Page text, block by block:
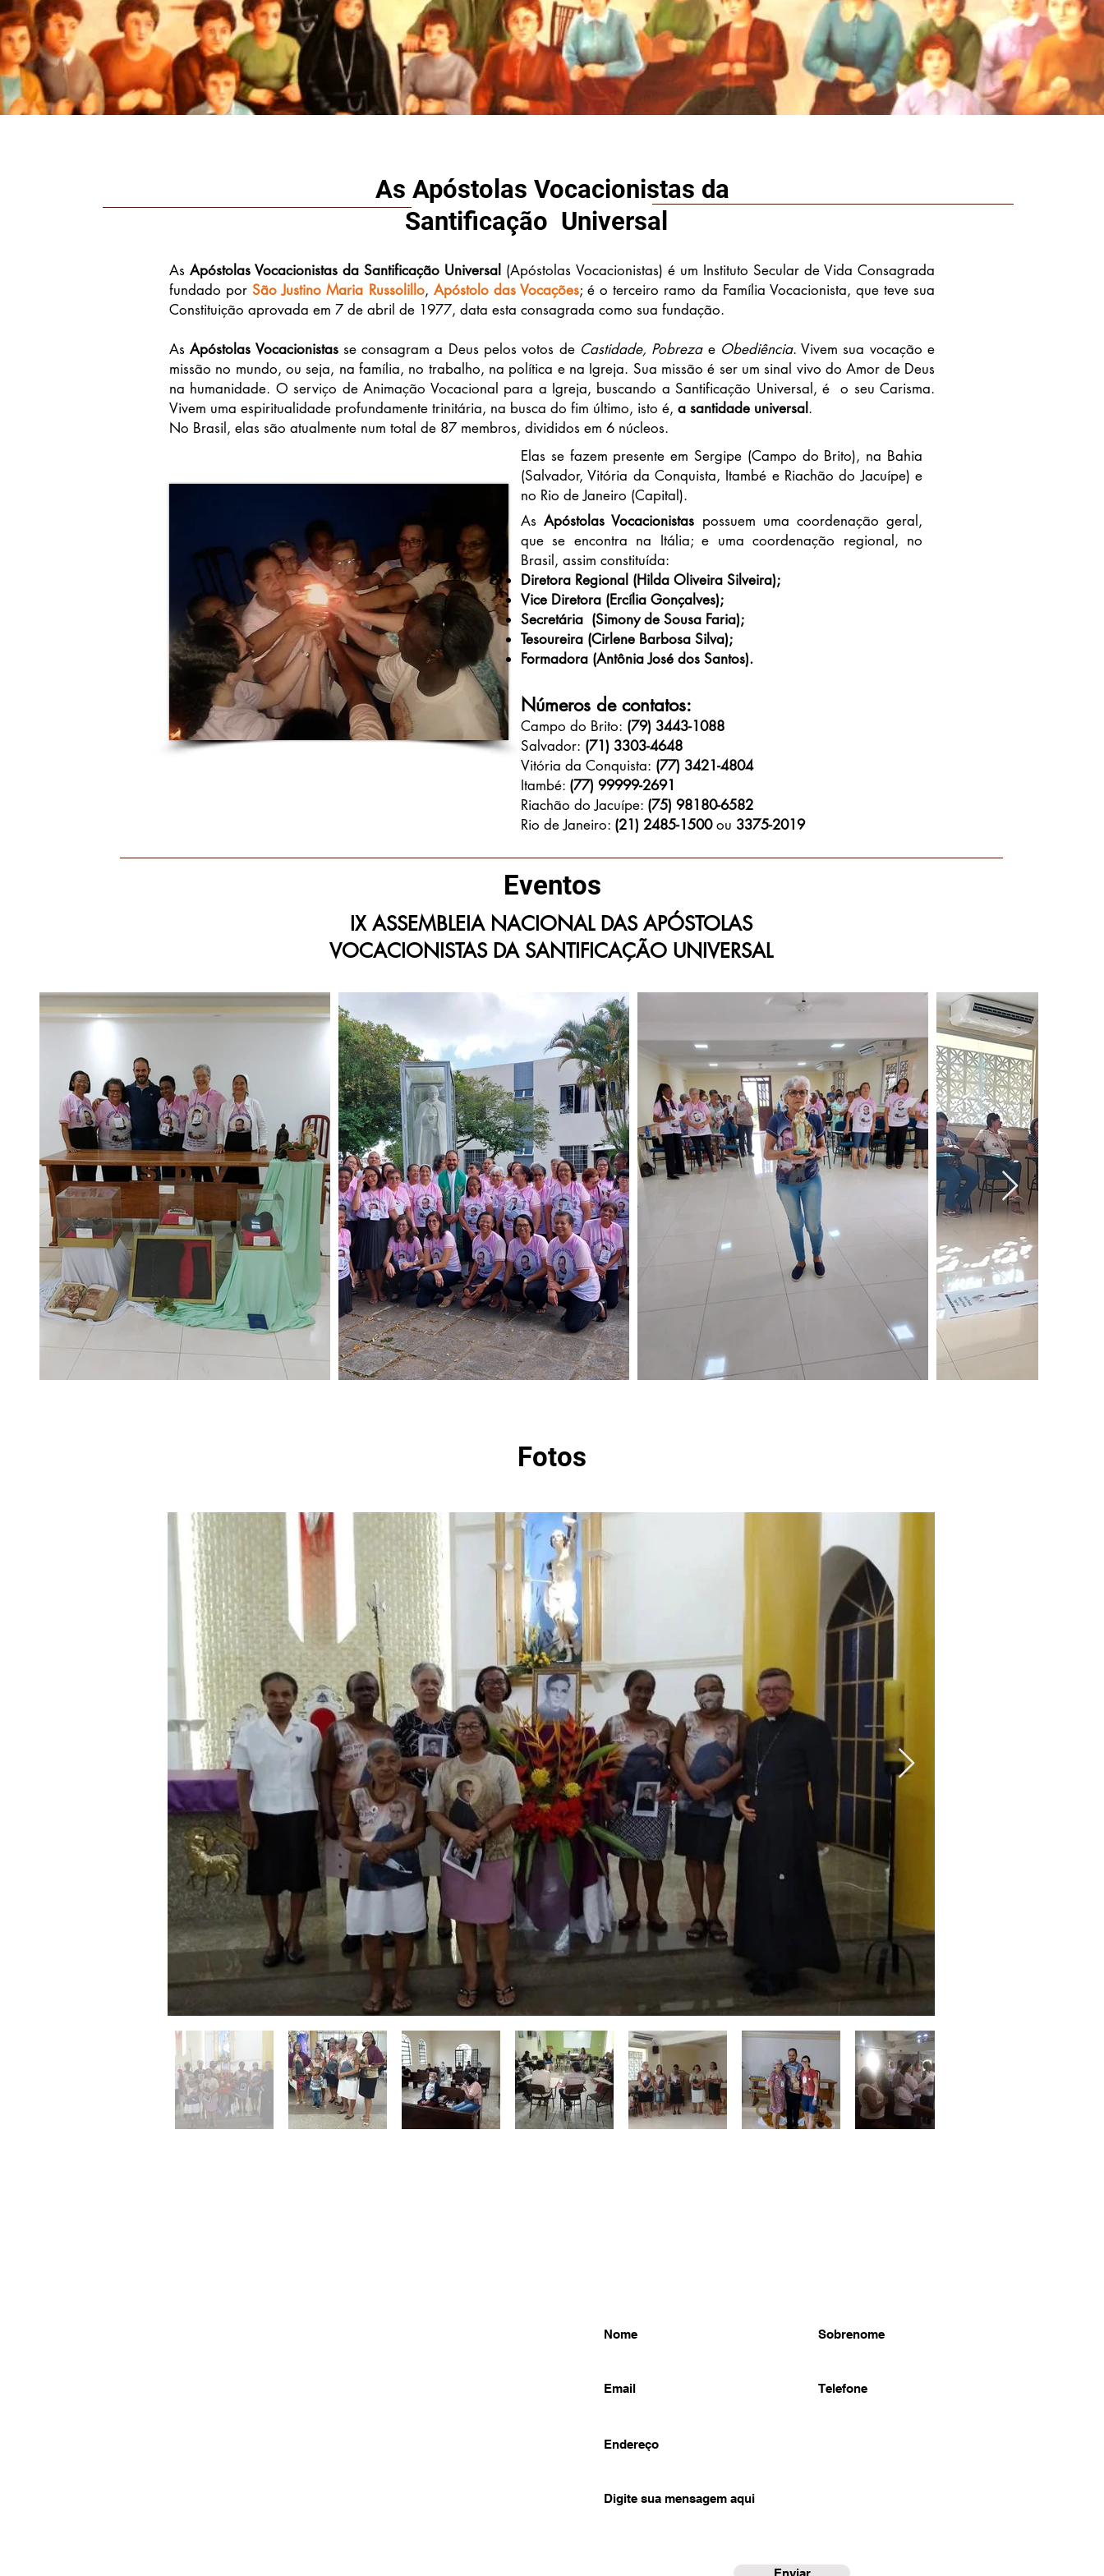
As Apóstolas Vocacionistas da
Santificação Universal
AsApóstolas Vocacionistas da Santificação Universal (Apóstolas Vocacionistas) é um Instituto Secular de Vida Consagrada
fundado porSão Justino Maria Russolillo, Apóstolo das Vocações; é o terceiro ramo da Família Vocacionista, que teve sua
Constituição aprovada em 7 de abril de 1977, data esta consagrada como sua fundação.
AsApóstolas Vocacionistasse consagram a Deus pelos votos de Castidade, Pobreza e Obediência. Vivem sua vocação e
missão no mundo, ou seja, na família, no trabalho, na política e na Igreja. Sua missão é ser um sinal vivo do Amor de Deus
na humanidade. O serviço de Animação Vocacional para a Igreja, buscando a Santificação Universal, é o seu Carisma.
Vivem uma espiritualidade profundamente trinitária, na busca do fim último, isto é, a santidade universal .
No Brasil, elas são atualmente num total de 87 membros, divididos em 6 núcleos.
Elas se fazem presente em Sergipe (Campo do Brito), na Bahia
(Salvador, Vitória da Conquista, Itambé e Riachão do Jacuípe) e
no Rio de Janeiro (Capital).
AsApóstolas Vocacionistas possuem uma coordenação geral,
que se encontra na Itália; e uma coordenação regional, no
Brasil, assim constituída:
Diretora Regional (Hilda Oliveira Silveira);
Vice Diretora (Ercília Gonçalves);
Secretária (Simony de Sousa Faria);
Tesoureira (Cirlene Barbosa Silva);
Formadora (Antônia José dos Santos).
Números de contatos:
Campo do Brito: (79) 3443-1088
Salvador: (71) 3303-4648
Vitória da Conquista: (77) 3421-4804
Itambé: (77) 99999-2691
Riachão do Jacuípe: (75) 98180-6582
Rio de Janeiro: (21) 2485-1500ou 3375-2019
Eventos
IX ASSEMBLEIA NACIONAL DAS APÓSTOLAS
VOCACIONISTAS DA SANTIFICAÇÃO UNIVERSAL
Fotos
Enviar